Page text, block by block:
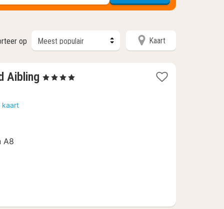
op Kaart
Aibling 1
, 4 Sterren
kaart
A8